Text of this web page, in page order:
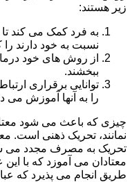
زیر هستند:
به فرد کمک می کند
نسبت به خود دارند را
از روش های خود
ببخشند.
توانایی برقراری
را به آنها آموزش می
چیزی که باعث می شود
نمانند، تحریک ذهنی است.
تحریک به مصرف مجدد می
معتادان می آموزد که با این
طریق انجام می پذیرد که